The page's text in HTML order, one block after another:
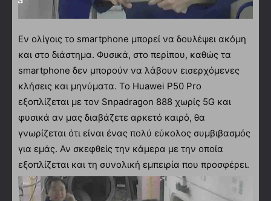
Εν ολίγοις το smartphone μπορεί να δουλέψει ακόμη
και στο διάστημα. Φυσικά, στο περίπου, καθώς τα
smartphone δεν μπορούν να λάβουν εισερχόμενες
κλήσεις και μηνύματα. Το Huawei P50 Pro
εξοπλίζεται με τον Snpadragon 888 χωρίς 5G και
φυσικά αν μας διαβάζετε αρκετό καιρό, θα
γνωρίζεται ότι είναι ένας πολύ εύκολος συμβιβασμός
για εμάς. Αν σκεφθείς την κάμερα με την οποία
εξοπλίζεται και τη συνολική εμπειρία που προσφέρει.